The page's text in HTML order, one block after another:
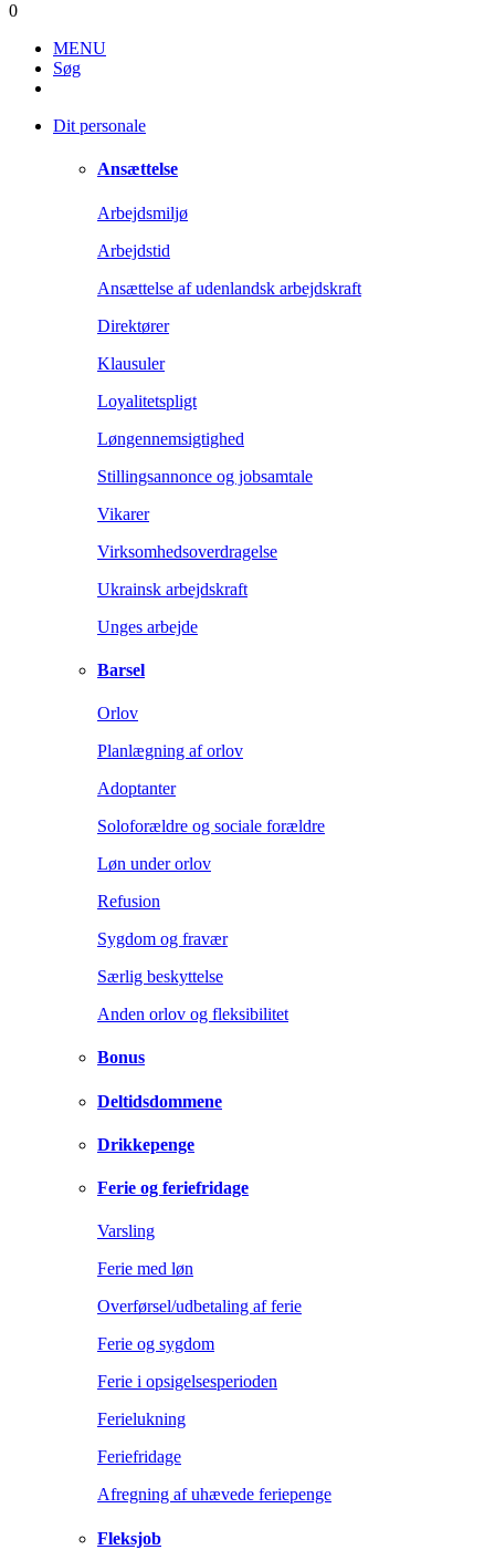
0
MENU
Søg
Dit personale
Ansættelse
Arbejdsmiljø
Arbejdstid
Ansættelse af udenlandsk arbejdskraft
Direktører
Klausuler
Loyalitetspligt
Løngennemsigtighed
Stillingsannonce og jobsamtale
Vikarer
Virksomhedsoverdragelse
Ukrainsk arbejdskraft
Unges arbejde
Barsel
Orlov
Planlægning af orlov
Adoptanter
Soloforældre og sociale forældre
Løn under orlov
Refusion
Sygdom og fravær
Særlig beskyttelse
Anden orlov og fleksibilitet
Bonus
Deltidsdommene
Drikkepenge
Ferie og feriefridage
Varsling
Ferie med løn
Overførsel/udbetaling af ferie
Ferie og sygdom
Ferie i opsigelsesperioden
Ferielukning
Feriefridage
Afregning af uhævede feriepenge
Fleksjob